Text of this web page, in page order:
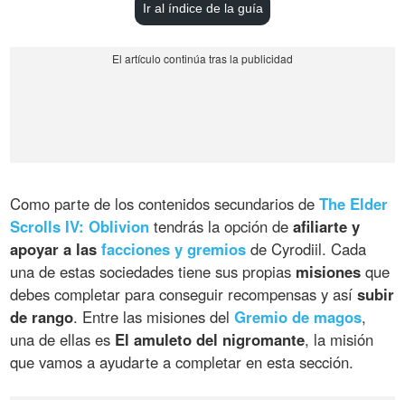
Ir al índice de la guía
Como parte de los contenidos secundarios deThe Elder
Scrolls IV: Oblivion tendrás la opción deafiliarte y
apoyar a lasfacciones y gremios de Cyrodiil. Cada
una de estas sociedades tiene sus propias misiones que
debes completar para conseguir recompensas y asísubir
de rango. Entre las misiones delGremio de magos,
una de ellas es El amuleto del nigromante, la misión
que vamos a ayudarte a completar en esta sección.